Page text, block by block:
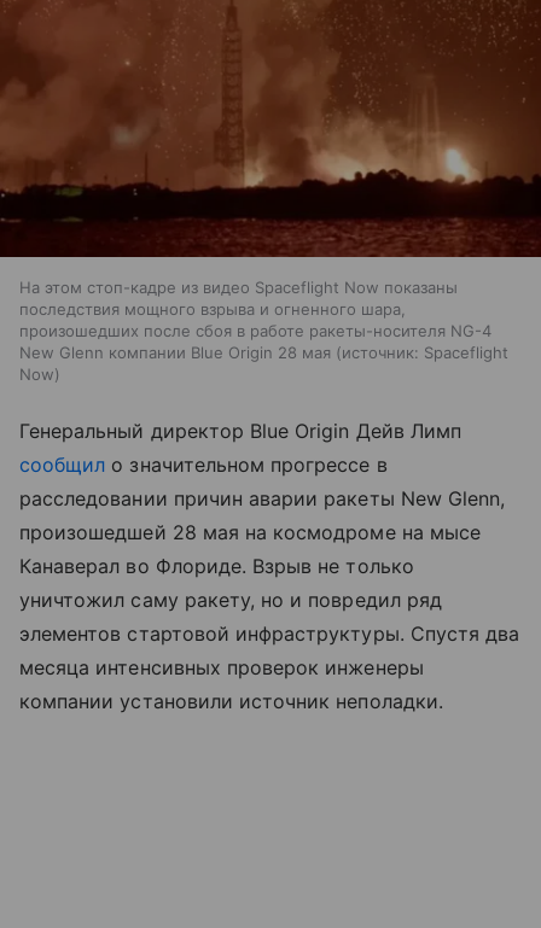
На этом стоп-кадре из видео Spaceflight Now показаны
последствия мощного взрыва и огненного шара,
произошедших после сбоя в работе ракеты-носителя NG-4
New Glenn компании Blue Origin 28 мая
источник: Spaceflight
Now
Генеральный директор Blue Origin Дейв Лимп
сообщил о значительном прогрессе в
расследовании причин аварии ракеты New Glenn,
произошедшей 28 мая на космодроме на мысе
Канаверал во Флориде. Взрыв не только
уничтожил саму ракету, но и повредил ряд
элементов стартовой инфраструктуры. Спустя два
месяца интенсивных проверок инженеры
компании установили источник неполадки.